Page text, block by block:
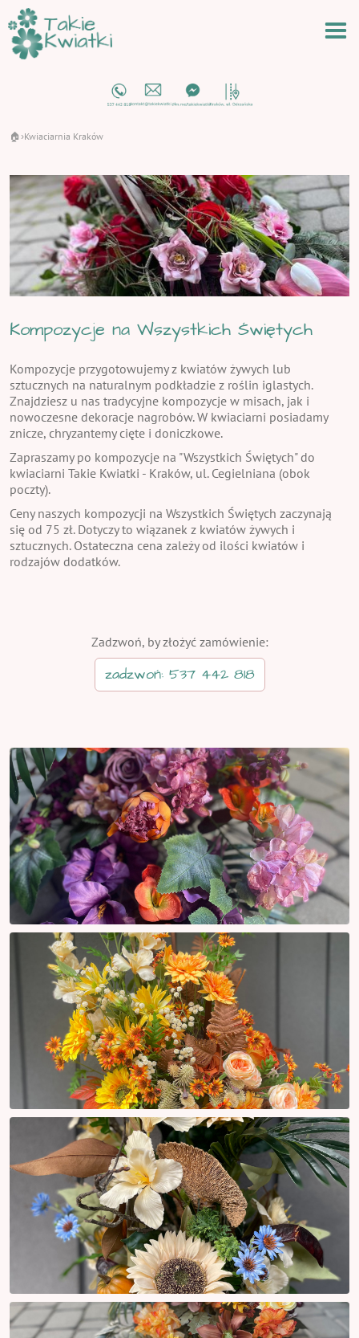
🏠 ›Kwiaciarnia Kraków
Kompozycje na Wszystkich Świętych
Kompozycje przygotowujemy z kwiatów żywych lub
sztucznych na naturalnym podkładzie z roślin iglastych.
Znajdziesz u nas tradycyjne kompozycje w misach, jak i
nowoczesne dekoracje nagrobów. W kwiaciarni posiadamy
znicze, chryzantemy cięte i doniczkowe.
Zapraszamy po kompozycje na "Wszystkich Świętych" do
kwiaciarni Takie Kwiatki - Kraków, ul. Cegielniana (obok
poczty).
Ceny naszych kompozycji na Wszystkich Świętych zaczynają
się od 75 zł. Dotyczy to wiązanek z kwiatów żywych i
sztucznych. Ostateczna cena zależy od ilości kwiatów i
rodzajów dodatków.
Zadzwoń, by złożyć zamówienie:
zadzwoń: 537 442 818